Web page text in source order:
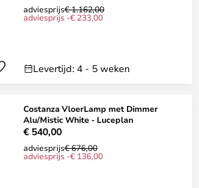
adviesprijs€ 1.162,00
adviesprijs -€ 233,00
Levertijd: 4 - 5 weken
Costanza VloerLamp met Dimmer
Alu/Mistic White - Luceplan
€ 540,00
adviesprijs€ 676,00
adviesprijs -€ 136,00